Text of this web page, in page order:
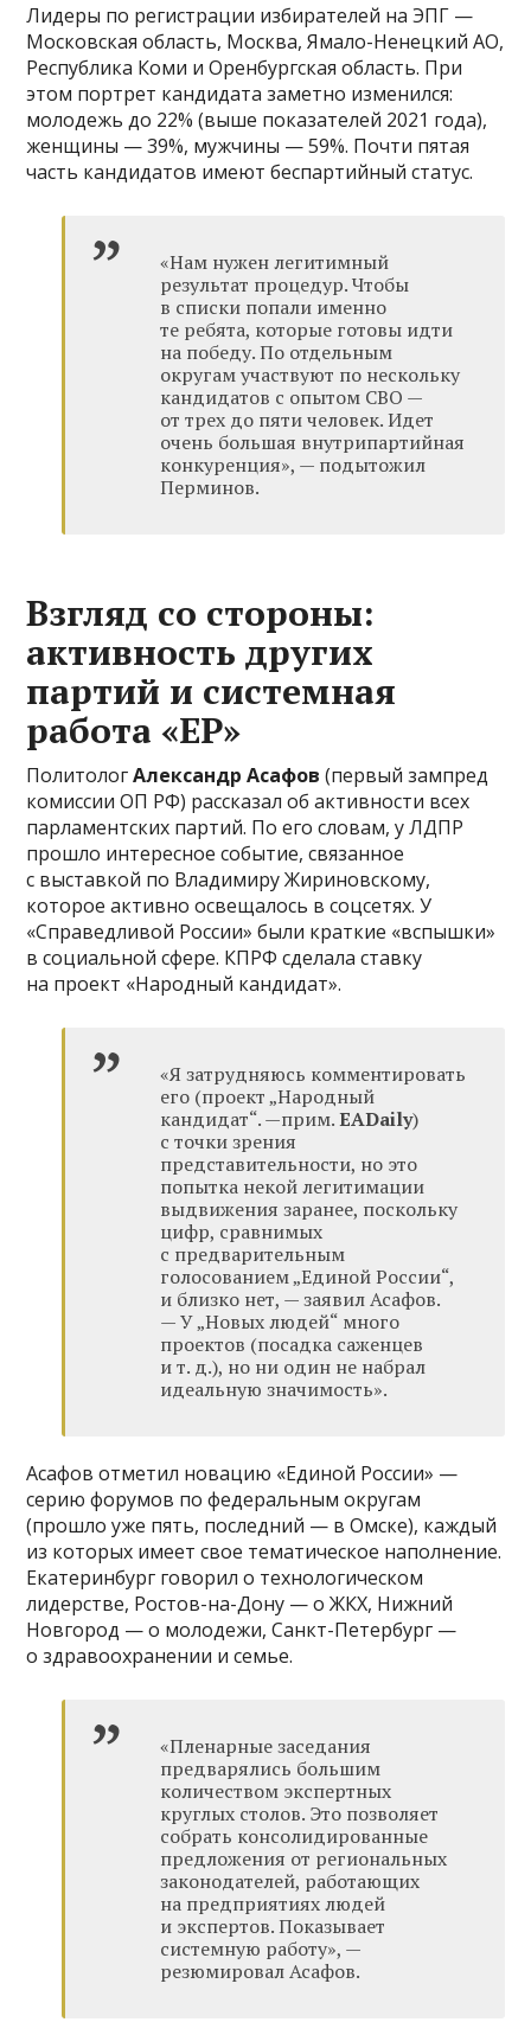
Лидеры по регистрации избирателей на ЭПГ —
Московская область, Москва, Ямало-Ненецкий АО,
Республика Коми и Оренбургская область. При
этом портрет кандидата заметно изменился:
молодежь до 22% (выше показателей 2021 года),
женщины — 39%, мужчины — 59%. Почти пятая
часть кандидатов имеют беспартийный статус.
«Нам нужен легитимный
результат процедур. Чтобы
в списки попали именно
те ребята, которые готовы идти
на победу. По отдельным
округам участвуют по нескольку
кандидатов с опытом СВО —
от трех до пяти человек. Идет
очень большая внутрипартийная
конкуренция», — подытожил
Перминов.
Взгляд со стороны:
активность других
партий и системная
работа «ЕР»
ПолитологАлександр Асафов (первый зампред
комиссии ОП РФ) рассказал об активности всех
парламентских партий. По его словам, у ЛДПР
прошло интересное событие, связанное
с выставкой по Владимиру Жириновскому,
которое активно освещалось в соцсетях. У
«Справедливой России» были краткие «вспышки»
в социальной сфере. КПРФ сделала ставку
на проект «Народный кандидат».
«Я затрудняюсь комментировать
его (проект „Народный
кандидат“. —прим.EADaily)
с точки зрения
представительности, но это
попытка некой легитимации
выдвижения заранее, поскольку
цифр, сравнимых
с предварительным
голосованием „Единой России“,
и близко нет, — заявил Асафов.
— У „Новых людей“ много
проектов (посадка саженцев
и т. д.), но ни один не набрал
идеальную значимость».
Асафов отметил новацию «Единой России» —
серию форумов по федеральным округам
(прошло уже пять, последний — в Омске), каждый
из которых имеет свое тематическое наполнение.
Екатеринбург говорил о технологическом
лидерстве, Ростов-на-Дону — о ЖКХ, Нижний
Новгород — о молодежи, Санкт-Петербург —
о здравоохранении и семье.
«Пленарные заседания
предварялись большим
количеством экспертных
круглых столов. Это позволяет
собрать консолидированные
предложения от региональных
законодателей, работающих
на предприятиях людей
и экспертов. Показывает
системную работу», —
резюмировал Асафов.